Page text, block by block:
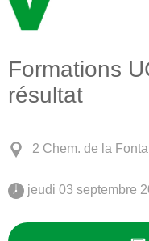
Formations
résultat
2 Chem. de la
jeudi 03 septembre